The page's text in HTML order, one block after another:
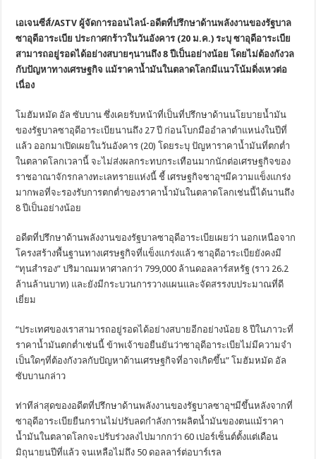
เอเจนซีส์/ASTV ผู้จัดการออนไลน์-อดีตที่ปรึกษาด้านพลังงานของรัฐบาล
ซาอุดีอาระเบีย ประกาศกร้าวในวันอังคาร (20 ม.ค.) ระบุ ซาอุดีอาระเบีย
สามารถอยู่รอดได้อย่างสบายๆนานถึง 8 ปีเป็นอย่างน้อย โดยไม่ต้องกังวล
กับปัญหาทางเศรษฐกิจ แม้ราคาน้ำมันในตลาดโลกมีแนวโน้มดิ่งเหวต่อ
เนื่อง
โมฮัมหมัด อัล ซับบาน ซึ่งเคยรับหน้าที่เป็นที่ปรึกษาด้านนโยบายน้ำมัน
ของรัฐบาลซาอุดีอาระเบียนานถึง 27 ปี ก่อนโบกมืออำลาตำแหน่งในปีที่
แล้ว ออกมาเปิดเผยในวันอังคาร (20) โดยระบุ ปัญหาราคาน้ำมันที่ตกต่ำ
ในตลาดโลกเวลานี้ จะไม่ส่งผลกระทบกระเทือนมากนักต่อเศรษฐกิจของ
ราชอาณาจักรกลางทะเลทรายแห่งนี้ ชี้ เศรษฐกิจซาอุฯมีความแข็งแกร่ง
มากพอที่จะรองรับการตกต่ำของราคาน้ำมันในตลาดโลกเช่นนี้ได้นานถึง
8 ปีเป็นอย่างน้อย
อดีตที่ปรึกษาด้านพลังงานของรัฐบาลซาอุดีอาระเบียเผยว่า นอกเหนือจาก
โครงสร้างพื้นฐานทางเศรษฐกิจที่แข็งแกร่งแล้ว ซาอุดีอาระเบียยังคงมี
“ทุนสำรอง” ปริมาณมหาศาลกว่า 799,000 ล้านดอลลาร์สหรัฐ (ราว 26.2
ล้านล้านบาท) และยังมีกระบวนการวางแผนและจัดสรรงบประมาณที่ดี
เยี่ยม
“ประเทศของเราสามารถอยู่รอดได้อย่างสบายอีกอย่างน้อย 8 ปีในภาวะที่
ราคาน้ำมันตกต่ำเช่นนี้ ข้าพเจ้าขอยืนยันว่าซาอุดีอาระเบียไม่มีความจำ
เป็นใดๆที่ต้องกังวลกับปัญหาด้านเศรษฐกิจที่อาจเกิดขึ้น” โมฮัมหมัด อัล
ซับบานกล่าว
ท่าทีล่าสุดของอดีตที่ปรึกษาด้านพลังงานของรัฐบาลซาอุฯมีขึ้นหลังจากที่
ซาอุดีอาระเบียยืนกรานไม่ปรับลดกำลังการผลิตน้ำมันของตนแม้ราคา
น้ำมันในตลาดโลกจะปรับร่วงลงไปมากกว่า 60 เปอร์เซ็นต์ตั้งแต่เดือน
มิถุนายนปีที่แล้ว จนเหลือไม่ถึง 50 ดอลลาร์ต่อบาร์เรล